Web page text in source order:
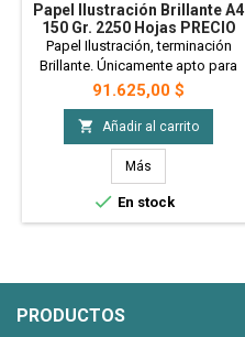
Papel Ilustración Brillante A4
150 Gr. 2250 Hojas PRECIO
MAYORISTA
Papel Ilustración, terminación
Brillante. Únicamente apto para
impresoras láser. Imprimible de
ambas caras. Blanco perfecto, y
una brillo justo para impresión de
folletos, envoltorios, catalogos,
etc. Tamaño A4 - 150gr - x2250
Hojas PRECIO MAYORISTA
Precio
91.625,00 $
 Añadir al carrito
Más
 En stock
PRODUCTOS